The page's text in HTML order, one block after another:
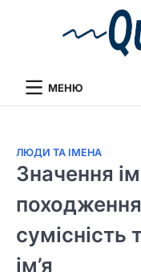
МЕНЮ
ЛЮДИ ТА ІМЕНА
Значення
сумісність
ім’я